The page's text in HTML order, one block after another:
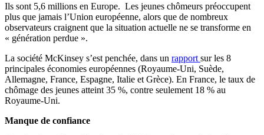
Ils sont 5,6 millions en Europe. Les jeunes chômeurs préoccupent
plus que jamais l’Union européenne, alors que de nombreux
observateurs craignent que la situation actuelle ne se transforme en
« génération perdue ».
La société McKinsey s’est penchée, dans un rapport sur les 8
principales économies européennes (Royaume-Uni, Suède,
Allemagne, France, Espagne, Italie et Grèce). En France, le taux de
chômage des jeunes atteint 35 %, contre seulement 18 % au
Royaume-Uni.
Manque de confiance